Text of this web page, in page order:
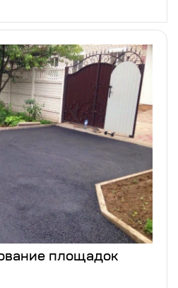
площадок